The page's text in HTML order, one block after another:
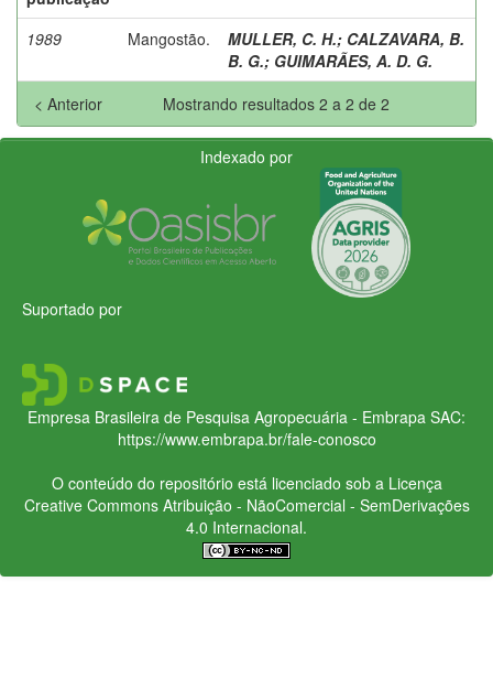
1989 Mangostão. MULLER, C. H.; CALZAVARA, B.
B. G.; GUIMARÃES, A. D. G.
Mostrando resultados 2 a 2 de 2
< Anterior
Indexado por
Suportado por
Empresa Brasileira de Pesquisa Agropecuária - Embrapa SAC:
https://www.embrapa.br/fale-conosco
O conteúdo do repositório está licenciado sob a Licença
Creative CommonsAtribuição - NãoComercial - SemDerivações
4.0 Internacional.